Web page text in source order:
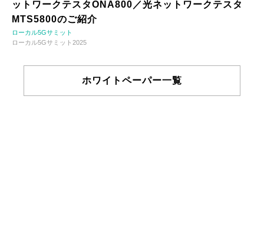
ットワークテスタONA800／光ネットワークテスタ
MTS5800のご紹介
ローカル5Gサミット
ローカル5Gサミット2025
ホワイトペーパー一覧